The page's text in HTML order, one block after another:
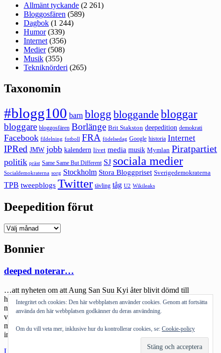
Allmänt tyckande (2 261)
Bloggosfären (589)
Dagbok (1 244)
Humor(339)
Internet (356)
Medier(508)
Musik (355)
Tekniknörderi (265)
Taxonomin
#blogg100 barn blogg bloggande bloggar
bloggare bloggosfären Borlänge Brit Stakston deepedition demokrati
Facebook fildelning fotboll FRA födelsedag Google historia Internet
IPRed JMW jobb kalendern livet media musik Mymlan Piratpartiet
politik präst Same Same But Different SJ sociala medier
Socialdemokraterna sorg Stockholm Stora Bloggpriset Sverigedemokraterna
TPB tweepblogs Twitter tävling tåg U2 Wikileaks
Deepedition förut
Deepedition
Bonnier
deeped noterar…
…att nyheten om att Aung San Suu Kyi åter blivit dömd till
husarrest av Burmas regering inte direkt läggs högt upp varken i
nyhetssändningar eller hos tidningarna. Integritet och frihet har lite
värde jämfört med gangsterkrig och prinsessförlovningar. Till och
med den fullkomligt fabulösa PR-bubblan Lars Kepler var mer
intressant. …att britter anser att riffet […]
Läs mer
Integritet och cookies: Den här webbplatsen använder cookies. Genom att fortsätta
använda den här webbplatsen godkänner du deras användning.
Om du vill veta mer, inklusive hur du kontrollerar cookies, se: Cookie-policy